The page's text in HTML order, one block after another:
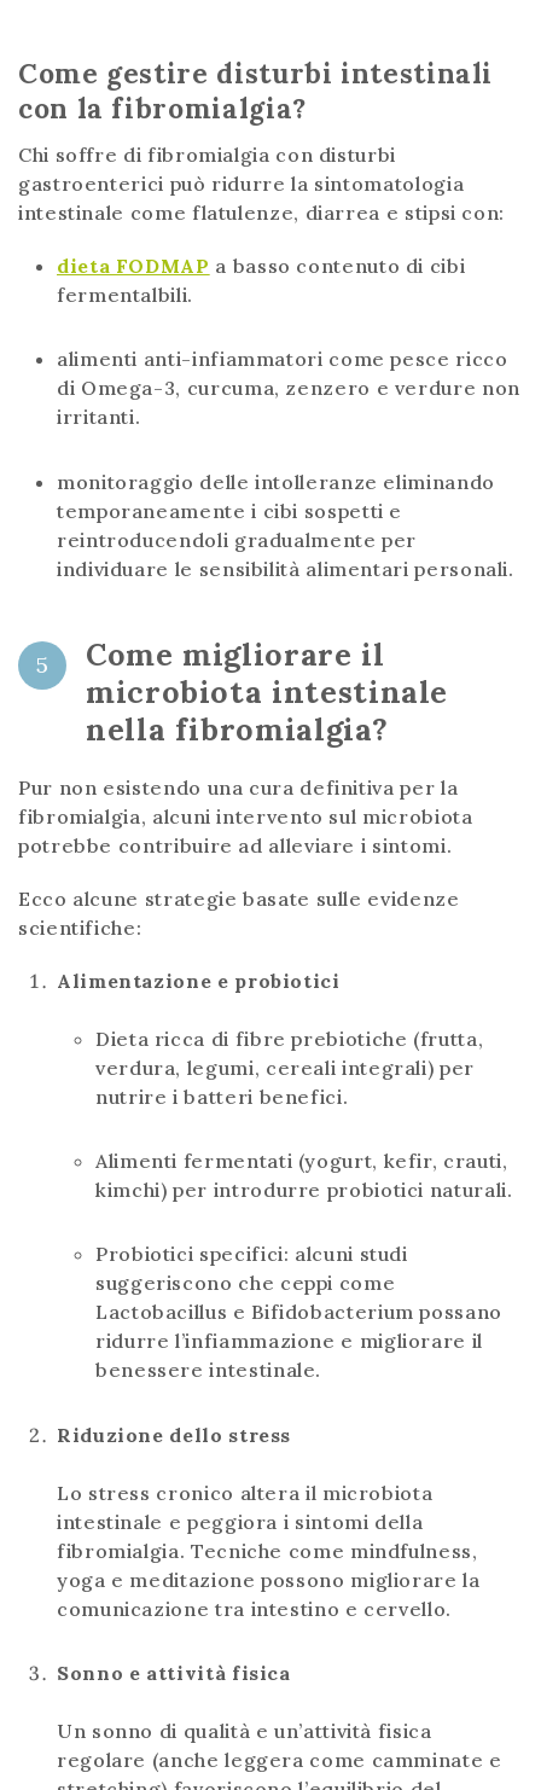
Come gestire disturbi intestinali
con la fibromialgia?
Chi soffre di fibromialgia con disturbi
gastroenterici può ridurre la sintomatologia
intestinale come flatulenze, diarrea e stipsi con:
dieta FODMAP a basso contenuto di cibi
fermentalbili.
alimenti anti-infiammatori come pesce ricco
di Omega-3, curcuma, zenzero e verdure non
irritanti.
monitoraggio delle intolleranze eliminando
temporaneamente i cibi sospetti e
reintroducendoli gradualmente per
individuare le sensibilità alimentari personali.
5
Come migliorare il
microbiota intestinale
nella fibromialgia?
Pur non esistendo una cura definitiva per la
fibromialgia, alcuni intervento sul microbiota
potrebbe contribuire ad alleviare i sintomi.
Ecco alcune strategie basate sulle evidenze
scientifiche:
Alimentazione e probiotici
Dieta ricca di fibre prebiotiche (frutta,
verdura, legumi, cereali integrali) per
nutrire i batteri benefici.
Alimenti fermentati (yogurt, kefir, crauti,
kimchi) per introdurre probiotici naturali.
Probiotici specifici: alcuni studi
suggeriscono che ceppi come
Lactobacillus e Bifidobacterium possano
ridurre l’infiammazione e migliorare il
benessere intestinale.
Riduzione dello stress
​​​​​​​​​​​​​​Lo stress cronico altera il microbiota
intestinale e peggiora i sintomi della
fibromialgia. Tecniche come mindfulness,
yoga e meditazione possono migliorare la
comunicazione tra intestino e cervello.
Sonno e attività fisica
​​​​​​​Un sonno di qualità e un’attività fisica
regolare (anche leggera come camminate e